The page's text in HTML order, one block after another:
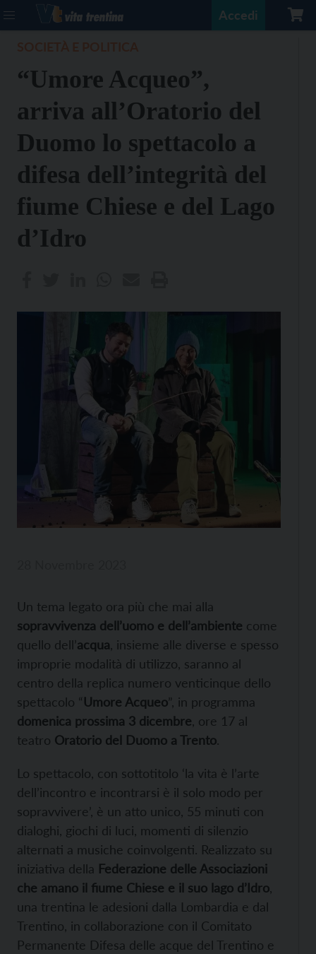
Accedi
“Umore Acqueo”,
arriva all’Oratorio del
Duomo lo spettacolo a
difesa dell’integrità del
fiume Chiese e del Lago
d’Idro
Un tema legato ora più che mai alla
sopravvivenza dell’uomo e dell’ambiente come
quello dell’acqua , insieme alle diverse e spesso
improprie modalità di utilizzo, saranno al
centro della replica numero venticinque dello
spettacolo “Umore Acqueo”, in programma
domenica prossima 3 dicembre , ore 17 al
teatro Oratorio del Duomo a Trento.
Lo spettacolo, con sottotitolo ‘la vita è l’arte
dell’incontro e incontrarsi è il solo modo per
sopravvivere’, è un atto unico, 55 minuti con
dialoghi, giochi di luci, momenti di silenzio
alternati a musiche coinvolgenti. Realizzato su
iniziativa della Federazione delle Associazioni
che amano il fiume Chiese e il suo lago d’Idro
una trentina le adesioni dalla Lombardia e dal
Trentino, in collaborazione con il Comitato
Permanente Difesa delle acque del Trentino e